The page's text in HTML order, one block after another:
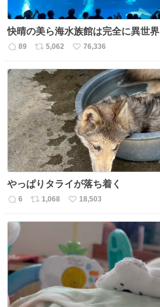
快晴の美ら海水族館は完全に異世界
返
数
89
リ
ス
ト
数
5,062
い
ね
数
76,336
やっぱりタライが落ち着く
返
数
6
リ
数
1,068
い
数
18,503